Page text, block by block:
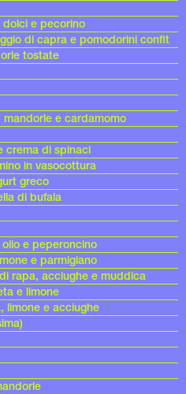
dolci e pecorino
di capra e pomodorini confit
tostate
e cardamomo
crema di spinaci
in vasocottura
greco
di bufala
olio e peperoncino
e parmigiano
di rapa, acciughe e muddica
e limone
limone e acciughe